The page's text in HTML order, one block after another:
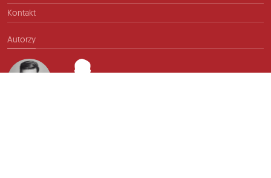
Kontakt
Autorzy